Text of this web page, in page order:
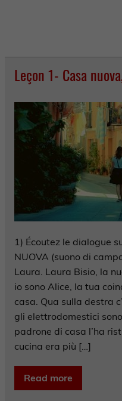
Leçon 1- Casa
1) Écoutez le dialogue
NUOVA (suono di
Laura. Laura Bisio, la
io sono Alice, la tua
casa. Qua sulla destra
gli elettrodomestici
padrone di casa l’ha
cucina era più […]
Read more